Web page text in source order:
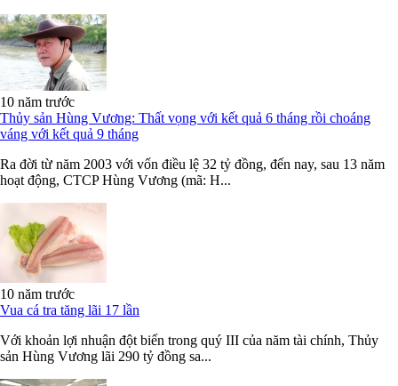
10 năm trước
Thủy sản Hùng Vương: Thất vọng với kết quả 6 tháng rồi choáng
váng với kết quả 9 tháng
Ra đời từ năm 2003 với vốn điều lệ 32 tỷ đồng, đến nay, sau 13 năm
hoạt động, CTCP Hùng Vương (mã: H...
10 năm trước
Vua cá tra tăng lãi 17 lần
Với khoản lợi nhuận đột biến trong quý III của năm tài chính, Thủy
sản Hùng Vương lãi 290 tỷ đồng sa...